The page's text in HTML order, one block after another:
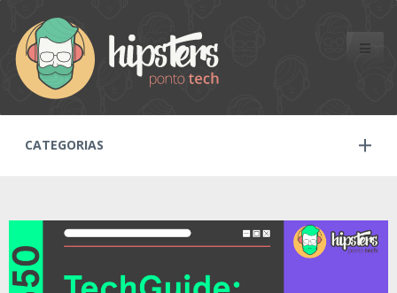
Toggle
CATEGORIAS